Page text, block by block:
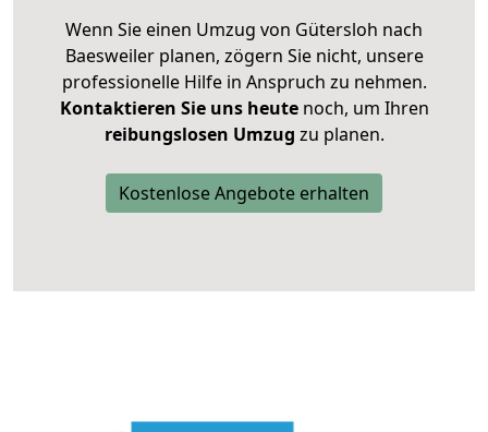
Wenn Sie einen Umzug von Gütersloh nach
Baesweiler planen, zögern Sie nicht, unsere
professionelle Hilfe in Anspruch zu nehmen.
Kontaktieren Sie uns heutenoch, um Ihren
reibungslosen Umzug zu planen.
Kostenlose Angebote erhalten